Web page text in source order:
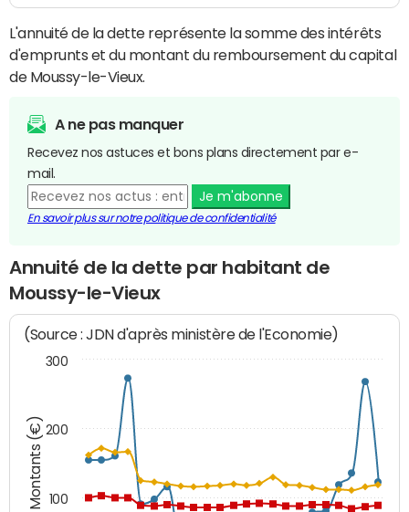
L'annuité de la dette représente la somme des intérêts
d'emprunts et du montant du remboursement du capital
de Moussy-le-Vieux.
A ne pas manquer
Recevez nos astuces et bons plans directement par e-
mail.
Je m'abonne
En savoir plus sur notre politique de confidentialité
Annuité de la dette par habitant de
Moussy-le-Vieux
Montants (€)
(Source : JDN d'après ministère de l'Economie)
100
200
300